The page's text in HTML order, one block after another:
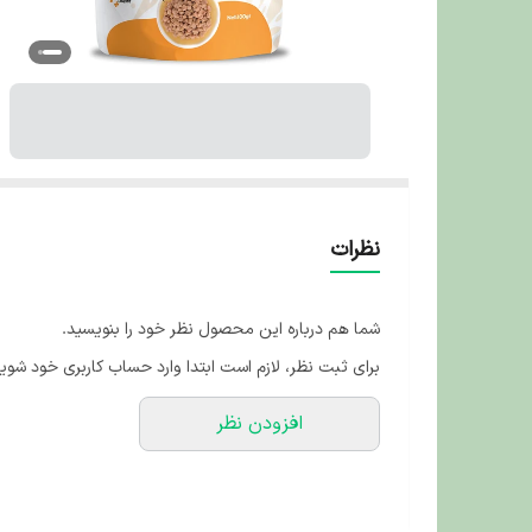
نظرات
شما هم درباره این محصول نظر خود را بنویسید.
برای ثبت نظر، لازم است ابتدا وارد حساب کاربری خود
افزودن نظر